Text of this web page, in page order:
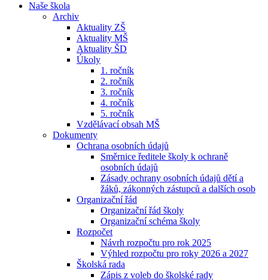
Naše škola
Archiv
Aktuality ZŠ
Aktuality MŠ
Aktuality ŠD
Úkoly
1. ročník
2. ročník
3. ročník
4. ročník
5. ročník
Vzdělávací obsah MŠ
Dokumenty
Ochrana osobních údajů
Směrnice ředitele školy k ochraně
osobních údajů
Zásady ochrany osobních údajů dětí a
žáků, zákonných zástupců a dalších osob
Organizační řád
Organizační řád školy
Organizační schéma školy
Rozpočet
Návrh rozpočtu pro rok 2025
Výhled rozpočtu pro roky 2026 a 2027
Školská rada
Zápis z voleb do školské rady